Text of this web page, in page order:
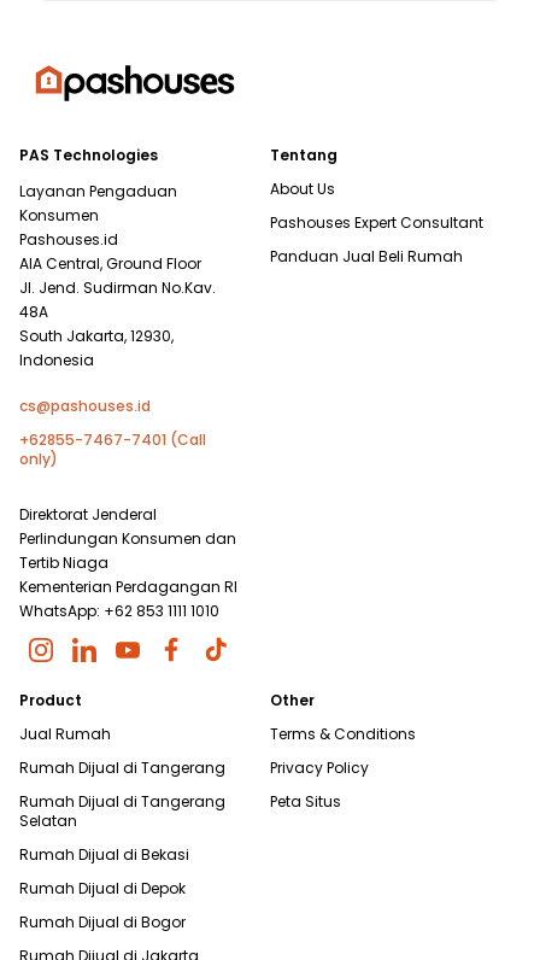
PAS Technologies
Layanan Pengaduan
Konsumen
Pashouses.id
AIA Central, Ground Floor
Jl. Jend. Sudirman No.Kav.
48A
South Jakarta, 12930,
Indonesia
cs@pashouses.id
+62855-7467-7401 (Call
only)
Direktorat Jenderal
Perlindungan Konsumen dan
Tertib Niaga
Kementerian Perdagangan RI
WhatsApp: +62 853 1111 1010
Tentang
About Us
Pashouses Expert Consultant
Panduan Jual Beli Rumah
Product
Jual Rumah
Rumah Dijual di Tangerang
Rumah Dijual di Tangerang
Selatan
Rumah Dijual di Bekasi
Rumah Dijual di Depok
Rumah Dijual di Bogor
Rumah Dijual di Jakarta
Other
Terms & Conditions
Privacy Policy
Peta Situs